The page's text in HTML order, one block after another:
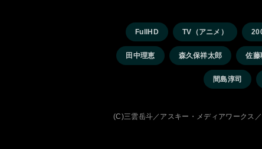
FullHD TV（アニメ）
田中理恵 森久保祥太郎 佐藤
間島淳司
(C)三雲岳斗／アスキー・メディアワークス